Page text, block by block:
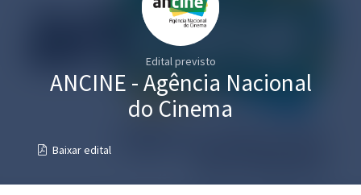
Edital previsto
ANCINE - Agência Nacional
do Cinema
Baixar edital